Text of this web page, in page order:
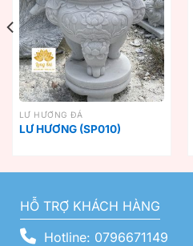
LƯ HƯƠNG ĐÁ
LƯ HƯƠNG (SP010)
HỖ TRỢ KHÁCH HÀNG
Hotline: 0796671149